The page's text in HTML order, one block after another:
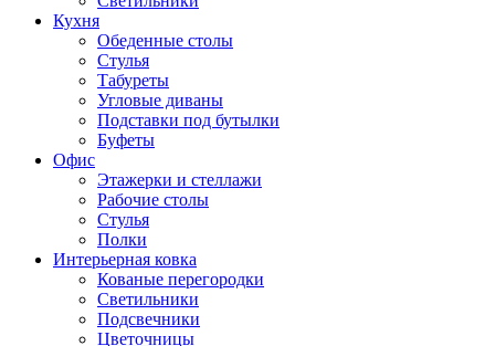
Кухня
Обеденные столы
Стулья
Табуреты
Угловые диваны
Подставки под бутылки
Буфеты
Офис
Этажерки и стеллажи
Рабочие столы
Стулья
Полки
Интерьерная ковка
Кованые перегородки
Светильники
Подсвечники
Цветочницы